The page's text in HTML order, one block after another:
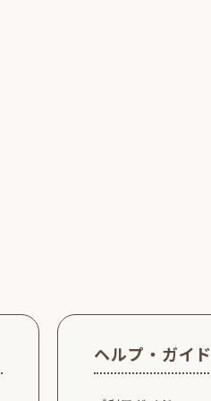
ヘルプ・ガイド